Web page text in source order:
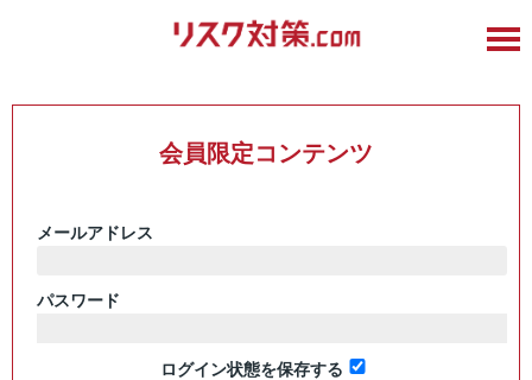
会員限定コンテンツ
メールアドレス
パスワード
ログイン状態を保存する